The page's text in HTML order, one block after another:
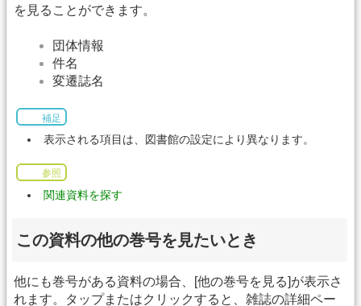
を見ることができます。
団体情報
件名
変遷誌名
補足
表示される項目は、図書館の設定により異なります。
参照
関連資料を探す
この資料の他の巻号を見たいとき
他にも巻号がある資料の場合、[他の巻号を見る]が表示さ
れます。タップまたはクリックすると、雑誌の詳細ペー